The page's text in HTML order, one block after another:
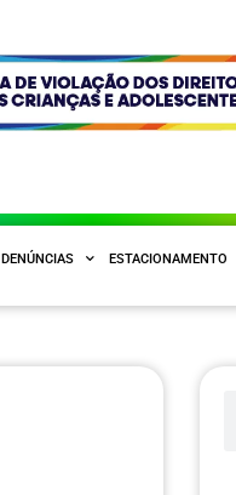
DENÚNCIAS ESTACIONAMENTO